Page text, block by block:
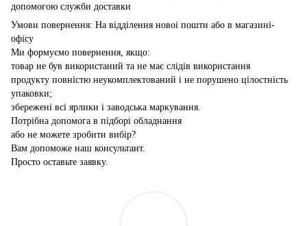
допомогою служби доставки
Умови повернення: На відділення новоі пошти або в магазині-
офісу
Ми формуємо повернення, якщо:
товар не був використаний та не має слідів використання
продукту повністю неукомплектований і не порушено цілостність
упаковки;
збережені всі ярлики і заводська маркування.
Потрібна допомога в підборі обладнання
або не можете зробити вибір?
Вам допоможе наш консультант.
Просто оставьте заявку.